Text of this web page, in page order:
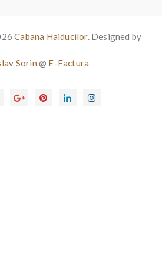
Cabana Haiducilor. Designed by
Sorin @ E-Factura